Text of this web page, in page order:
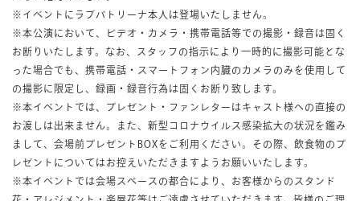
※イベントにラブパトリーナ本人は登場いたしません。
※本公演において、ビデオ・カメラ・携帯電話等での撮影・録音は固く
お断りいたします。なお、スタッフの指示により一時的に撮影可能とな
った場合でも、携帯電話・スマートフォン内臓のカメラのみを使用して
の撮影に限定し、録画・録音行為は固くお断り致します。
※本イベントでは、プレゼント・ファンレターはキャスト様への直接の
お渡しは出来ません。また、新型コロナウイルス感染拡大の状況を鑑み
まして、会場前プレゼントBOXをご利用ください。その際、飲食物のプ
レゼントについてはお控えいただきますようお願いいたします。
※本イベントでは会場スペースの都合により、お客様からのスタンド